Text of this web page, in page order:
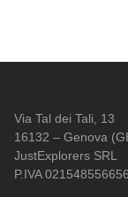
Via Tal dei Tali, 13
16132 – Genova
JustExplorers SRL
P.IVA